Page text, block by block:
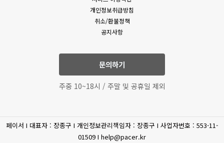
개인정보취급방침
취소/환불정책
공지사항
문의하기
주중 10~18시 / 주말 및 공휴일 제외
페이서 I 대표자 : 장종구 I 개인정보관리책임자 : 장종구 I 사업자번호 : 553-11-
01509 I help@pacer.kr